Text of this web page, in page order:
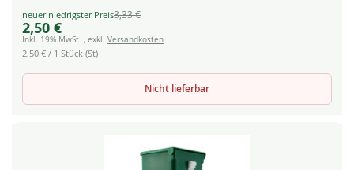
Special
Price
2,50 €
3,33 €
Inkl. 19% MwSt. , exkl. Versandkosten
2,50 € / 1 Stück (St)
Nicht lieferbar